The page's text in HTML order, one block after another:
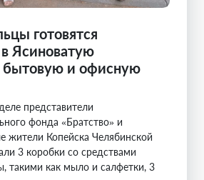
готовятся
Ясиноватую
бытовую и офисную
представители
фонда «Братство» и
жители Копейска Челябинской
3 коробки со средствами
такими как мыло и салфетки, 3